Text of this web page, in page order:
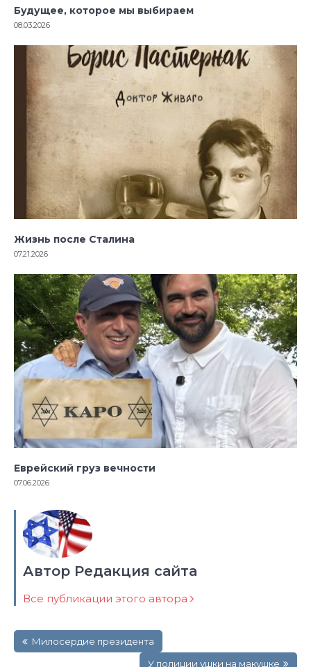
Будущее, которое мы выбираем
08.03.2026
Жизнь после Сталина
07.21.2026
Еврейский груз вечности
07.06.2026
Автор Редакция сайта
Все публикации этого автора
по Милосердие президента
У полиции ушки на макушке